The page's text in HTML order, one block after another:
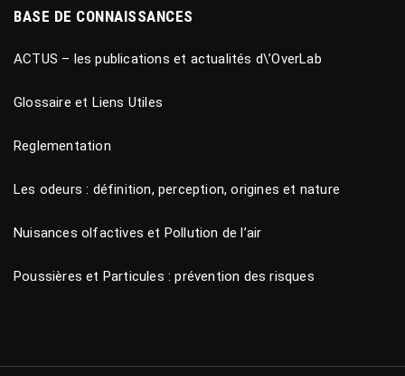
BASE DE CONNAISSANCES
ACTUS – les publications et actualités d\’OverLab
Glossaire et Liens Utiles
Reglementation
Les odeurs : définition, perception, origines et nature
Nuisances olfactives et Pollution de l’air
Poussières et Particules : prévention des risques